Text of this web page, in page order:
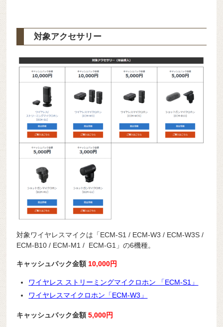
対象アクセサリー
対象ワイヤレスマイクは「ECM-S1 / ECM-W3 / ECM-W3S /
ECM-B10 / ECM-M1 / ECM-G1」の6機種。
キャッシュバック金額10,000円
ワイヤレス ストリーミングマイクロホン 「ECM-S1」
ワイヤレスマイクロホン「ECM-W3」
キャッシュバック金額5,000円